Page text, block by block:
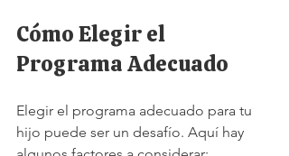
Cómo Elegir el
Programa Adecuado
Elegir el programa adecuado para tu
hijo puede ser un desafío. Aquí hay